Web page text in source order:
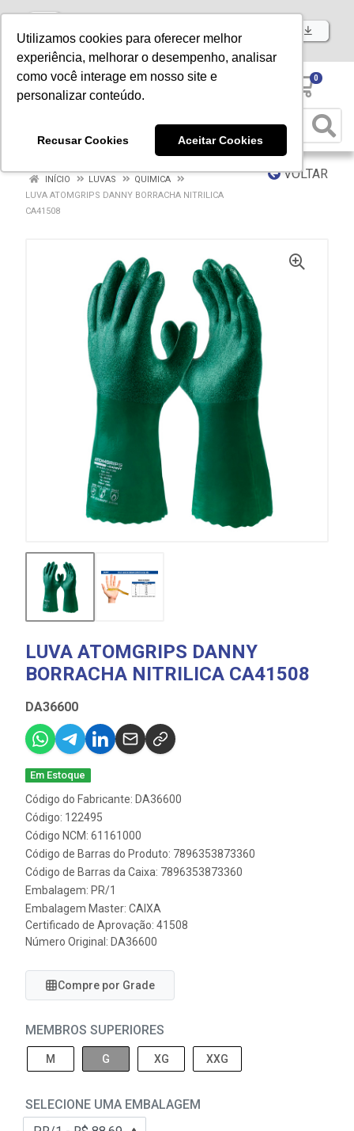
Utilizamos cookies para oferecer melhor
experiência, melhorar o desempenho, analisar
como você interage em nosso site e
personalizar conteúdo.
Recusar Cookies Aceitar Cookies
Baixe já nosso APP
0
VOLTAR
INÍCIO LUVAS
QUIMICA
LUVA ATOMGRIPS DANNY BORRACHA NITRILICA
CA41508
LUVA ATOMGRIPS DANNY
BORRACHA NITRILICA CA41508
DA36600
Em Estoque
Código do Fabricante: DA36600
Código: 122495
Código NCM: 61161000
Código de Barras do Produto: 7896353873360
Código de Barras da Caixa: 7896353873360
Embalagem: PR/1
Embalagem Master: CAIXA
Certificado de Aprovação: 41508
Número Original: DA36600
Compre por Grade
MEMBROS SUPERIORES
M G XG XXG
SELECIONE UMA EMBALAGEM